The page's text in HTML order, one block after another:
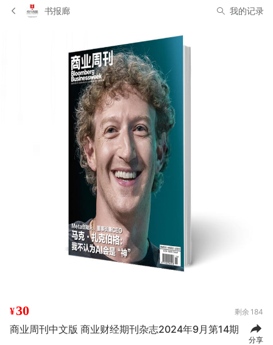
书报廊 我的记录
¥30 剩余 184
商业周刊中文版 商业财经期刊杂志2024年9月第14期
分享